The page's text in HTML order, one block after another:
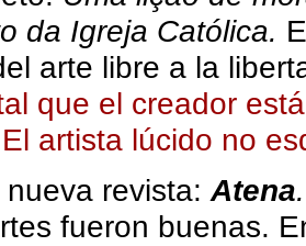
da Igreja Católica.
arte libre a la
que el creador
artista lúcido no
nueva revista: Atena.
fueron buenas.